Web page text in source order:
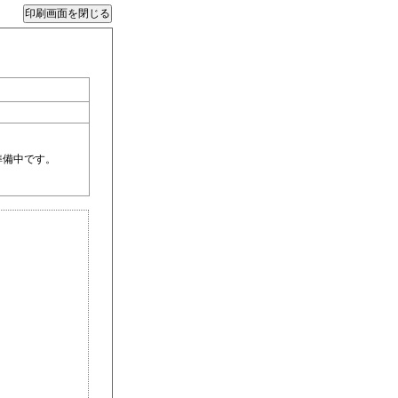
中です。